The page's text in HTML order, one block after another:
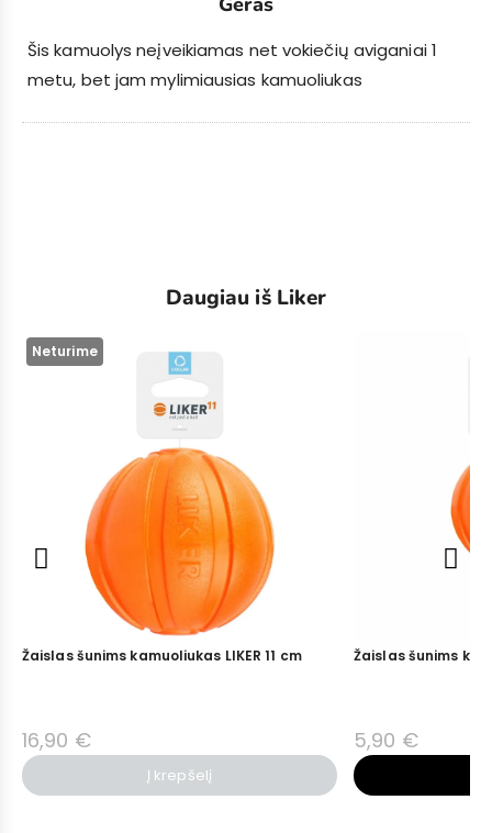
Šis kamuolys neįveikiamas net vokiečių aviganiai 1
metu, bet jam mylimiausias kamuoliukas
Daugiau iš Liker
Neturime
Žaislas šunims kamuoliukas LIKER 11 cm
16,90 €
Į krepšelį
Žaislas šunims
5,90 €